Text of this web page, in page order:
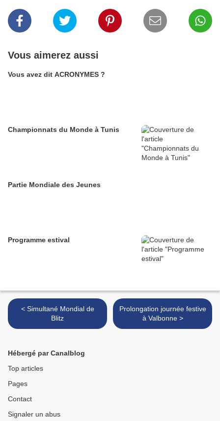
Vous aimerez aussi
Vous avez dit ACRONYMES ?
Championnats du Monde à Tunis
Partie Mondiale des Jeunes
Programme estival
< Simultané Mondial de
Blitz
Prolongation journée festive
à Valbonne >
Hébergé par Canalblog
Top articles
Pages
Contact
Signaler un abus